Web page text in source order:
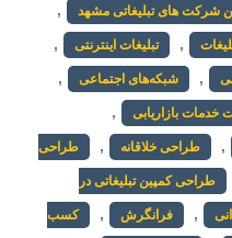
شرکت های تبلیغاتی مشهد ,
, تبلیغات اینترنتی ,
, شبکه‌های اجتماعی ,
بازاریابی ,
, طراحی خلاقانه , طراحی
طراحی کمپین تبلیغاتی در
, فرانگرش , کسب